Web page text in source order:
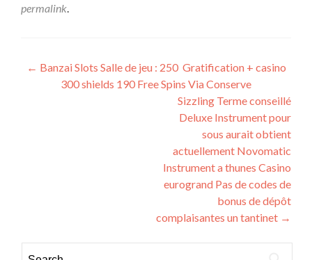
permalink
Post
navigation
← Banzai Slots Salle de jeu : 250 Gratification + casino
300 shields 190 Free Spins Via Conserve
Sizzling Terme conseillé
Deluxe Instrument pour
sous aurait obtient
actuellement Novomatic
Instrument a thunes Casino
eurogrand Pas de codes de
bonus de dépôt
complaisantes un tantinet →